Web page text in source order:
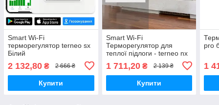
Smart Wi-Fi
терморегулятор terneo sx
Білий
2 132,80 ₴ 2 666 ₴
Купити
Smart Wi-Fi
Терморегулятор для
теплої підлоги - terneo nx
1 711,20₴ 2 139 ₴
Купити
pro
1